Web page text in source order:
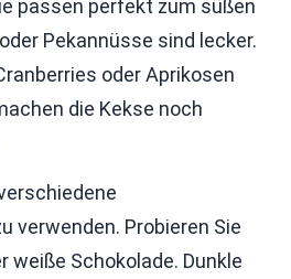
passen perfekt zum süßen
Pekannüsse sind lecker.
oder Aprikosen
die Kekse noch
verwenden. Probieren Sie
weiße Schokolade. Dunkle